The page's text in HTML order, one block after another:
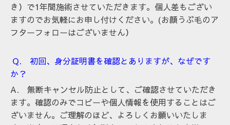
き）で1年間施術させていただきます。個人差もござい
ますのでお気軽にお申し付けください。(お顔うぶ毛のア
フターフォローはございません）
Q. 初回、身分証明書を確認とありますが、なぜです
か？
A. 無断キャンセル防止として、ご確認させていただき
ます。確認のみでコピーや個人情報を使用することはご
ざいません。ご理解のほど、よろしくお願いいたしま